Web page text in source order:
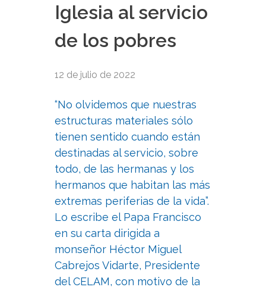
Iglesia al servicio
de los pobres
12 de julio de 2022
“No olvidemos que nuestras
estructuras materiales sólo
tienen sentido cuando están
destinadas al servicio, sobre
todo, de las hermanas y los
hermanos que habitan las más
extremas periferias de la vida”.
Lo escribe el Papa Francisco
en su carta dirigida a
monseñor Héctor Miguel
Cabrejos Vidarte, Presidente
del CELAM, con motivo de la